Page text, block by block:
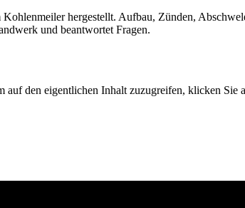
hergestellt. Aufbau, Zünden,
und beantwortet Fragen.
auf den eigentlichen Inhalt zuzugreifen, klicken Sie